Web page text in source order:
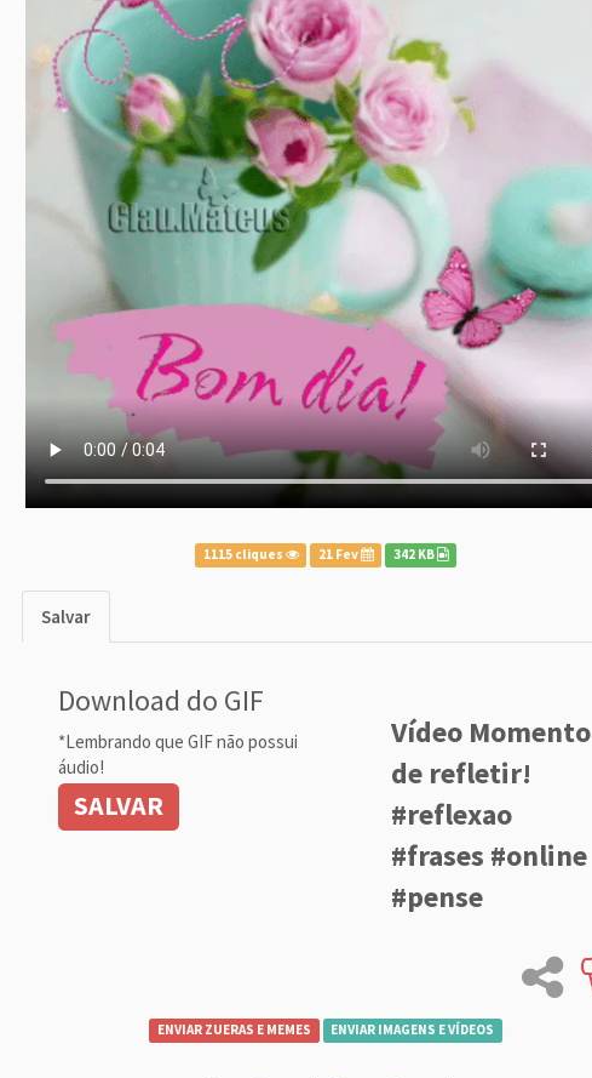
1115 cliques 21 Fev 342 KB
Salvar
Download do GIF
*Lembrando que GIF não possui
áudio!
SALVAR
Vídeo Momento
de refletir!
#reflexao
#frases #online
#pense
ENVIAR ZUERAS E MEMES ENVIAR IMAGENS E VÍDEOS